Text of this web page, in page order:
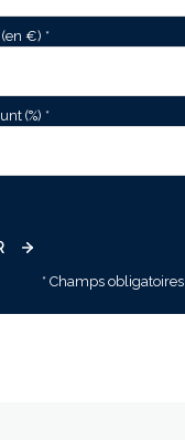
€) *
(%) *
* Champs obligatoires